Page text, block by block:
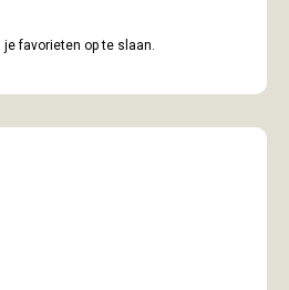
favorieten op te slaan.